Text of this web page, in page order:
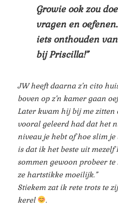
Growie ook zou
vragen en
iets onthouden
bij Priscilla!”
JW heeft daarna z’n cito
boven op z’n kamer gaan
Later kwam hij bij me zitten
vooral geleerd had dat het
niveau je hebt of hoe slim
is dat ik het beste uit mezelf
sommen gewoon probeer
ze hartstikke moeilijk.”
Stiekem zat ik rete trots te
kerel
.